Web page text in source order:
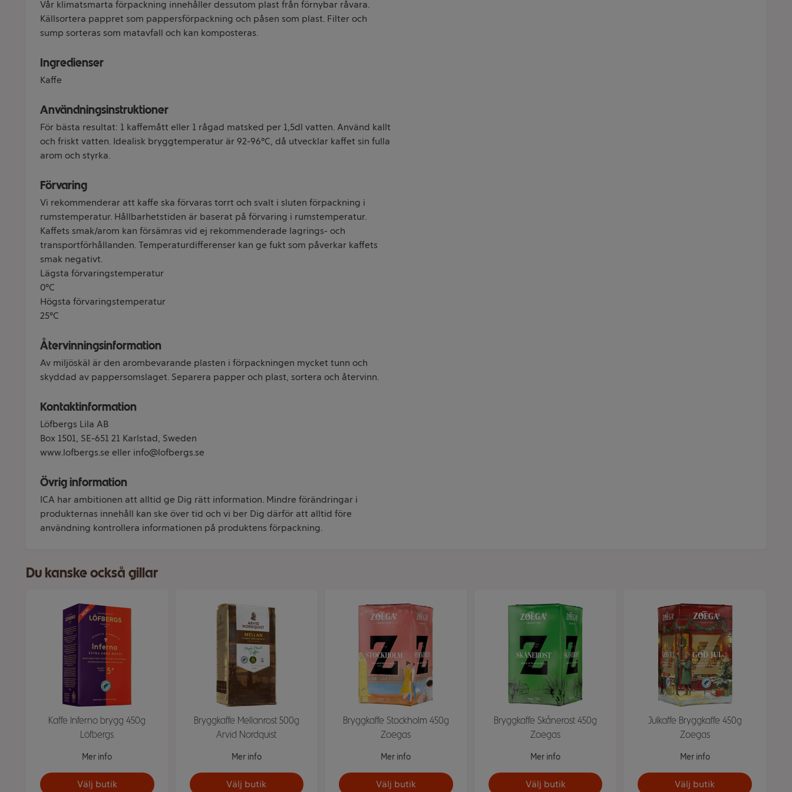
Vår klimatsmarta förpackning innehåller dessutom plast från förnybar råvara.
Källsortera pappret som pappersförpackning och påsen som plast. Filter och
sump sorteras som matavfall och kan komposteras.
Ingredienser
Kaffe
Användningsinstruktioner
För bästa resultat: 1 kaffemått eller 1 rågad matsked per 1,5dl vatten. Använd kallt
och friskt vatten. Idealisk bryggtemperatur är 92-96°C, då utvecklar kaffet sin fulla
arom och styrka.
Förvaring
Vi rekommenderar att kaffe ska förvaras torrt och svalt i sluten förpackning i
rumstemperatur. Hållbarhetstiden är baserat på förvaring i rumstemperatur.
Kaffets smak/arom kan försämras vid ej rekommenderade lagrings- och
transportförhållanden. Temperaturdifferenser kan ge fukt som påverkar kaffets
smak negativt.
Lägsta förvaringstemperatur
0°C
Högsta förvaringstemperatur
25°C
Återvinningsinformation
Av miljöskäl är den arombevarande plasten i förpackningen mycket tunn och
skyddad av pappersomslaget. Separera papper och plast, sortera och återvinn.
Kontaktinformation
Löfbergs Lila AB
Box 1501, SE-651 21 Karlstad, Sweden
www.lofbergs.se eller info@lofbergs.se
Övrig information
ICA har ambitionen att alltid ge Dig rätt information. Mindre förändringar i
produkternas innehåll kan ske över tid och vi ber Dig därför att alltid före
användning kontrollera informationen på produktens förpackning.
Du kanske också gillar
Kaffe Inferno brygg 450g
Löfbergs
Mer info
Välj butik
Bryggkaffe Mellanrost 500g
Arvid Nordquist
Mer info
Välj butik
Bryggkaffe Stockholm 450g
Zoegas
Mer info
Välj butik
Bryggkaffe Skånerost 450g
Zoegas
Mer info
Välj butik
Julkaffe Bryggkaffe 450g
Zoegas
Mer info
Välj butik